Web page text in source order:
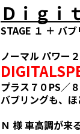
Ｄｉｇｉ
STAGE １ ＋ バ
ノーマル パワー
プラス７０PS／
バブリングも、
Ｎ 様 車高調が来